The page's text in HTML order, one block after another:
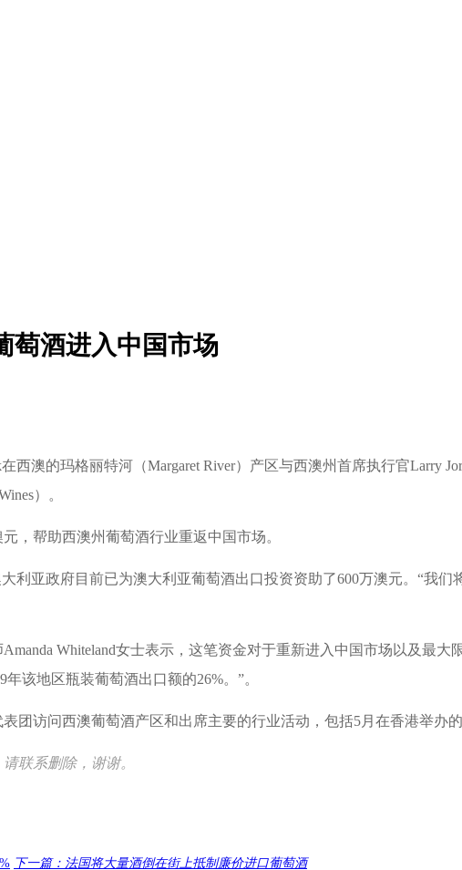
萄酒进入中国市场
澳的玛格丽特河（Margaret River）产区与西澳州首席执行官Larry
）。
帮助西澳州葡萄酒行业重返中国市场。
亚政府目前已为澳大利亚葡萄酒出口投资资助了600万澳元。“我
Whiteland女士表示，这笔资金对于重新进入中国市场以及最
该地区瓶装葡萄酒出口额的26%。”。
访问西澳葡萄酒产区和出席主要的行业活动，包括5月在香港举办的
联系删除，谢谢。
下一篇：法国将大量酒倒在街上抵制廉价进口葡萄酒